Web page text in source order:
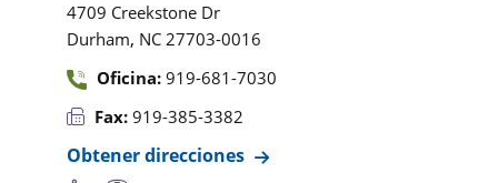
4709 Creekstone Dr
Durham, NC 27703-0016
Oficina: 919-681-7030
Fax: 919-385-3382
Obtener direcciones